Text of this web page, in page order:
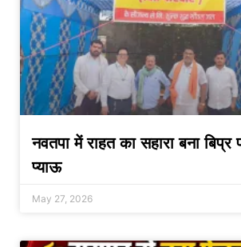
नवतपा में राहत का सहारा बना बिप्र
प्याऊ
May 27, 2026